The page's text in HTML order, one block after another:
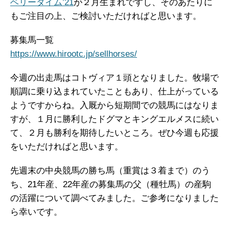
ベリータイム’21が２月生まれですし、そのあたりに
もご注目の上、ご検討いただければと思います。
募集馬一覧
https://www.hirootc.jp/sellhorses/
今週の出走馬はコトヴィア１頭となりました。牧場で
順調に乗り込まれていたこともあり、仕上がっている
ようですからね。入厩から短期間での競馬にはなりま
すが、１月に勝利したドグマとキングエルメスに続い
て、２月も勝利を期待したいところ。ぜひ今週も応援
をいただければと思います。
先週末の中央競馬の勝ち馬（重賞は３着まで）のう
ち、21年産、22年産の募集馬の父（種牡馬）の産駒
の活躍について調べてみました。ご参考になりました
ら幸いです。